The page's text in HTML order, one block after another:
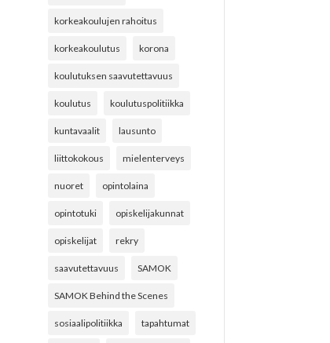
korkeakoulujen rahoitus
korkeakoulutus korona
koulutuksen saavutettavuus
koulutus koulutuspolitiikka
kuntavaalit lausunto
liittokokous mielenterveys
nuoret opintolaina
opintotuki opiskelijakunnat
opiskelijat rekry
saavutettavuus SAMOK
SAMOK Behind the Scenes
sosiaalipolitiikka tapahtumat